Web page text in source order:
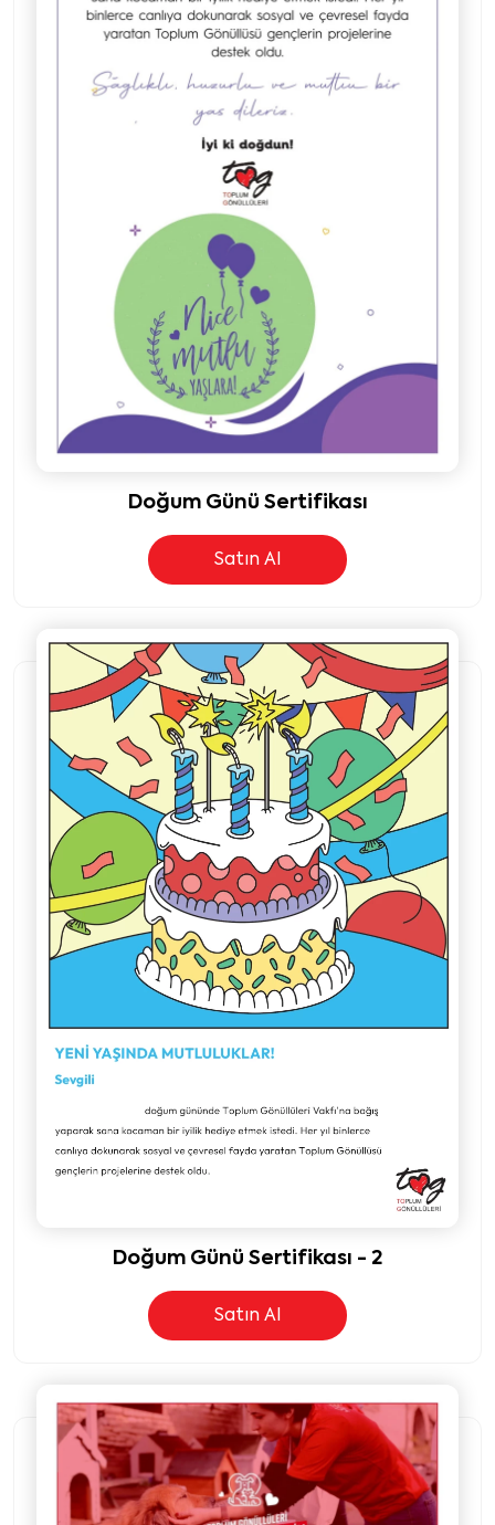
Doğum Günü Sertifikası
Satın Al
Doğum Günü Sertifikası - 2
Satın Al